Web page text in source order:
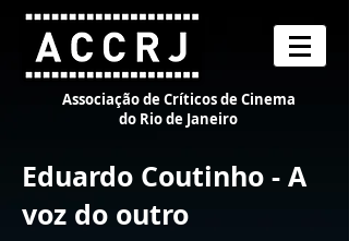
Associação de Críticos de Cinema
do Rio de Janeiro
Eduardo Coutinho - A
voz do outro